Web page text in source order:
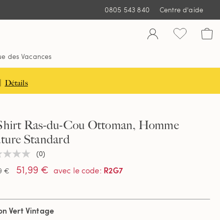
0805 543 840 Centre d'aide
des Vacances
Détails
Ras-du-Cou Ottoman, Homme
Standard
(0)
€
51,99 € avec le code: R2G7
Vert Vintage